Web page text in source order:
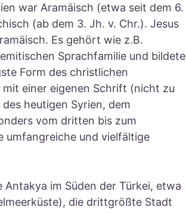
war Aramäisch (etwa seit dem 6.
(ab dem 3. Jh. v. Chr.). Jesus
Es gehört wie z.B.
Sprachfamilie und bildete
Form des christlichen
einer eigenen Schrift (nicht zu
heutigen Syrien, dem
vom dritten bis zum
umfangreiche und vielfältige
im Süden der Türkei, etwa
die drittgrößte Stadt